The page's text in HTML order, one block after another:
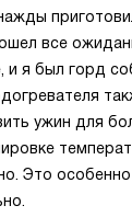
все
и я был горд
ужин для
Это